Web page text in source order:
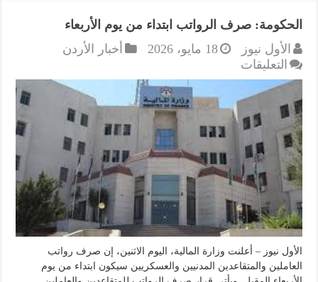
الحكومة: صرف الرواتب ابتداء من يوم الأربعاء
الأول نيوز
18 مايو، 2026
أخبار الأردن
التعليقات
الحكومة:
صرف
الرواتب
ابتداء
من
يوم
الأربعاء
مغلقة
الأول نيوز – أعلنت وزارة المالية، اليوم الاثنين، إن صرف رواتب
العاملين والمتقاعدين المدنيين والعسكريين سيكون ابتداء من يوم